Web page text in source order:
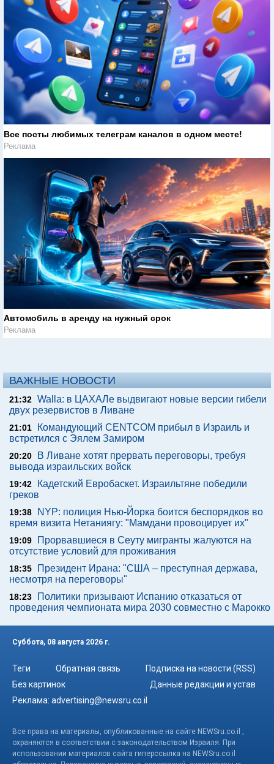
Все посты любимых телеграм каналов в одном месте!
Реклама
Автомобиль в аренду на нужный срок
Реклама
ВАЖНЫЕ НОВОСТИ
21:32 Walla: в ЦАХАЛе выдвигают новые версии гибели
двух резервистов в Ливане
21:01
Командующий CENTCOM прибыл в Израиль и
встретился с Эялем Замиром
20:20
В Ливане хотят прервать переговоры, требуя
вывода израильских войск
19:42
Кадетский Евробаскет. Израильтяне победили
греков
19:38
NYP: полиция Нью-Йорка боится беспорядков во
время визита Нетаниягу: "Мамдани провоцирует их"
19:09
Прорвавшиеся в Сеуту мигранты жалуются на
отсутствие условий для проживания
18:35
Президент Ирана: "США – преступная держава,
несмотря на переговоры"
18:23
Политики призывают Испанию отказаться от
проведения чемпионата мира 2030 совместно с Марокко
Суббота, 08 августа 2026 г.
Теги Обратная связь
Подписка на новости (RSS)
Без картинок
Данные редакции и устав
Реклама: advertising@newsru.co.il
Все права на материалы, опубликованные на сайте NEWSru.co.il ,
охраняются в соответствии с законодательством Израиля. При
использовании материалов сайта гиперссылка на NEWSru.co.il